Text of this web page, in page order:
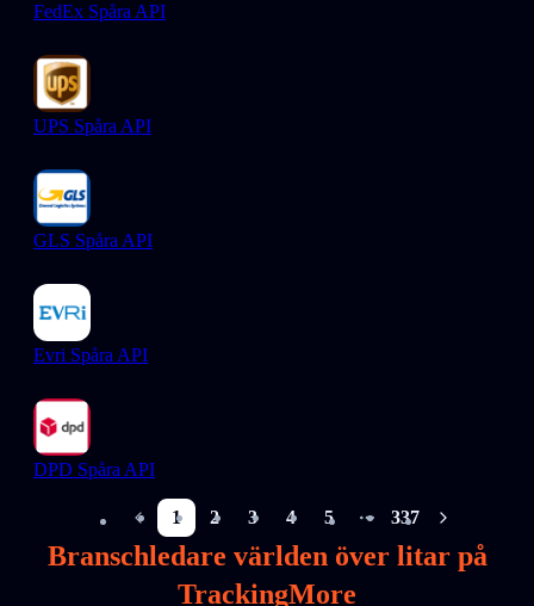
FedEx Spåra API
UPS Spåra API
GLS Spåra API
Evri Spåra API
DPD Spåra API
1 2 3 4 5
More pages
337
Branschledare världen över litar på
TrackingMore